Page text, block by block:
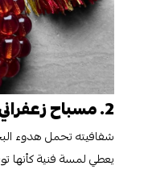
شفافيته تحمل هدوء البحر
يعطي لمسة فنية كأنها